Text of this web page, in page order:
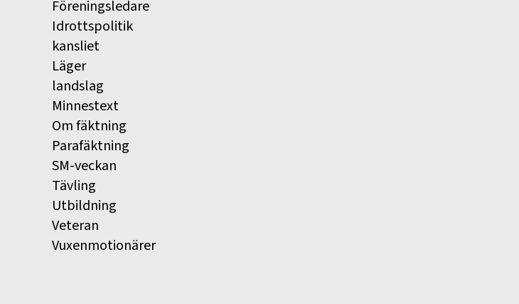
Föreningsledare
Idrottspolitik
kansliet
Läger
landslag
Minnestext
Om fäktning
Parafäktning
SM-veckan
Tävling
Utbildning
Veteran
Vuxenmotionärer